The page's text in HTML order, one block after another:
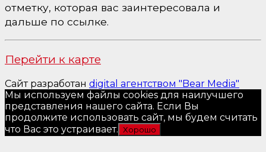
отметку, которая вас заинтересовала и
дальше по ссылке.
Перейти к карте
Сайт разработан digital агентством "Bear Media"
Мы используем файлы cookies для наилучшего
представления нашего сайта. Если Вы
продолжите использовать сайт, мы будем считать
что Вас это устраивает. Хорошо